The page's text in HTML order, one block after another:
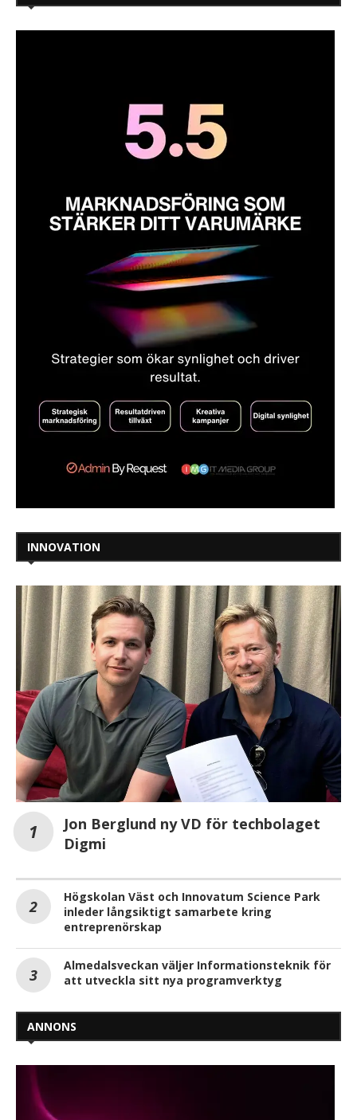
INNOVATION
Jon Berglund ny VD för techbolaget
Digmi
Högskolan Väst och Innovatum Science Park
inleder långsiktigt samarbete kring
entreprenörskap
Almedalsveckan väljer Informationsteknik för
att utveckla sitt nya programverktyg
ANNONS